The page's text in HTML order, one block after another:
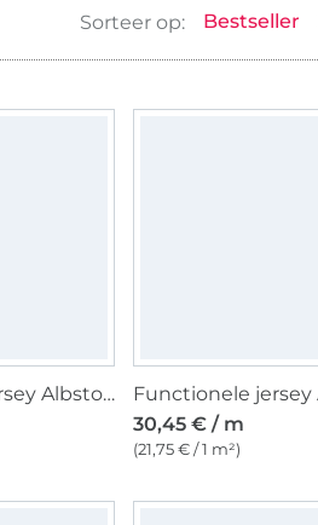
Bestseller
Functionele jersey Albstoffe Hamburger Liebe Active Wear Rainbow Circles, zwart
30,45 € / m
(21,75 € / 1 m²)